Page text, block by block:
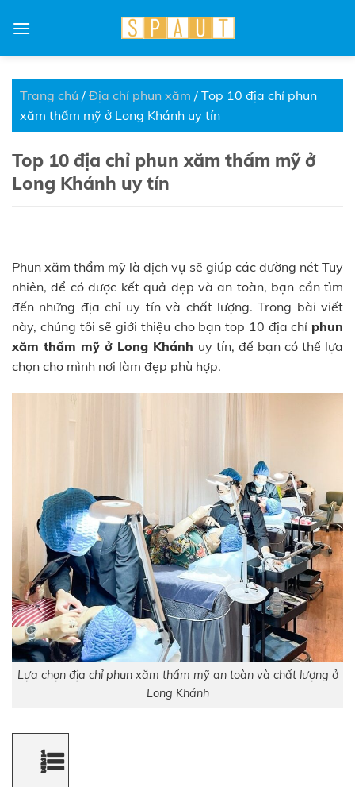
Trang chủ / Địa chỉ phun xăm / Top 10 địa chỉ phun
xăm thẩm mỹ ở Long Khánh uy tín
Top 10 địa chỉ phun xăm thẩm mỹ ở
Long Khánh uy tín
Phun xăm thẩm mỹ là dịch vụ sẽ giúp các đường nét Tuy
nhiên, để có được kết quả đẹp và an toàn, bạn cần tìm
đến những địa chỉ uy tín và chất lượng. Trong bài viết
này, chúng tôi sẽ giới thiệu cho bạn top 10 địa chỉ phun
xăm thẩm mỹ ở Long Khánh uy tín, để bạn có thể lựa
chọn cho mình nơi làm đẹp phù hợp.
Lựa chọn địa chỉ phun xăm thẩm mỹ an toàn và chất lượng ở
Long Khánh